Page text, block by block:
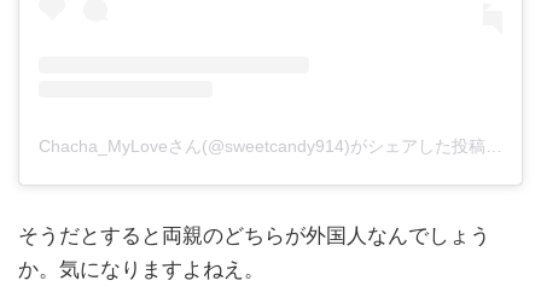
そうだとすると両親のどちらが外国人なんでしょう
か。気になりますよねえ。